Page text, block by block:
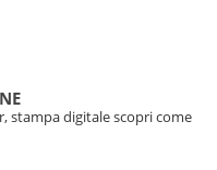
stampa digitale scopri come